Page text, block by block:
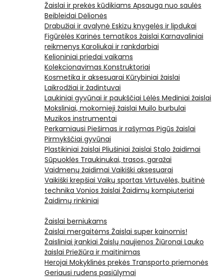
Žaislai ir prekės kūdikiams Apsauga nuo saulės
Beibleidai Dėlionės
Drabužiai ir avalynė Eskizų knygelės ir lipdukai
Figūrėlės Karinės tematikos žaislai Karnavaliniai
reikmenys Karoliukai ir rankdarbiai
Kelioniniai priedai vaikams
Kolekcionavimas Konstruktoriai
Kosmetika ir aksesuarai Kūrybiniai žaislai
Laikrodžiai ir žadintuvai
Laukiniai gyvūnai ir paukščiai Lėlės Mediniai žaislai
Moksliniai, mokomieji žaislai Muilo burbulai
Muzikos instrumentai
Perkamiausi Piešimas ir rašymas Pigūs žaislai
Pirmykščiai gyvūnai
Plastikiniai žaislai Pliušiniai žaislai Stalo žaidimai
Sūpuoklės Traukinukai, trasos, garažai
Vaidmenų žaidimai Vaikiški aksesuarai
Vaikiški krepšiai Vaikų sportas Virtuvėlės, buitinė
technika Vonios žaislai Žaidimų kompiuteriai
Žaidimų rinkiniai
Žaislai berniukams
Žaislai mergaitėms Žaislai super kainomis!
Žaisliniai įrankiai Žaislų naujienos Žiūronai Lauko
žaislai Priežiūra ir maitinimas
Herojai Mokyklinės prekės Transporto priemonės
Geriausi rudens pasiūlymai